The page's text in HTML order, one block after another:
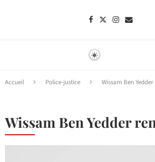
Accueil Police-justice Wissam Ben
Wissam Ben Yedder